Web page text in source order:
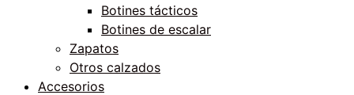
Botines tácticos
Botines de escalar
Zapatos
Otros calzados
Accesorios